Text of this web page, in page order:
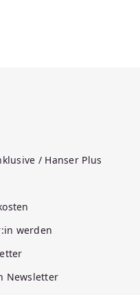
/ Hanser Plus
werden
Newsletter